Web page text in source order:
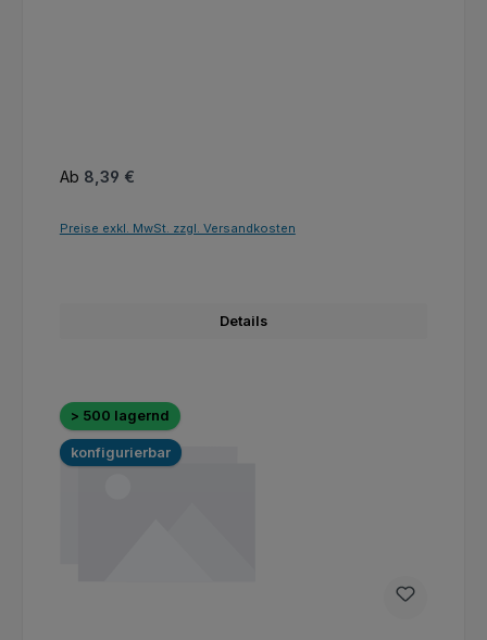
Regulärer Preis:
Ab 8,39 €
Preise exkl. MwSt. zzgl. Versandkosten
Details
> 500 lagernd
konfigurierbar